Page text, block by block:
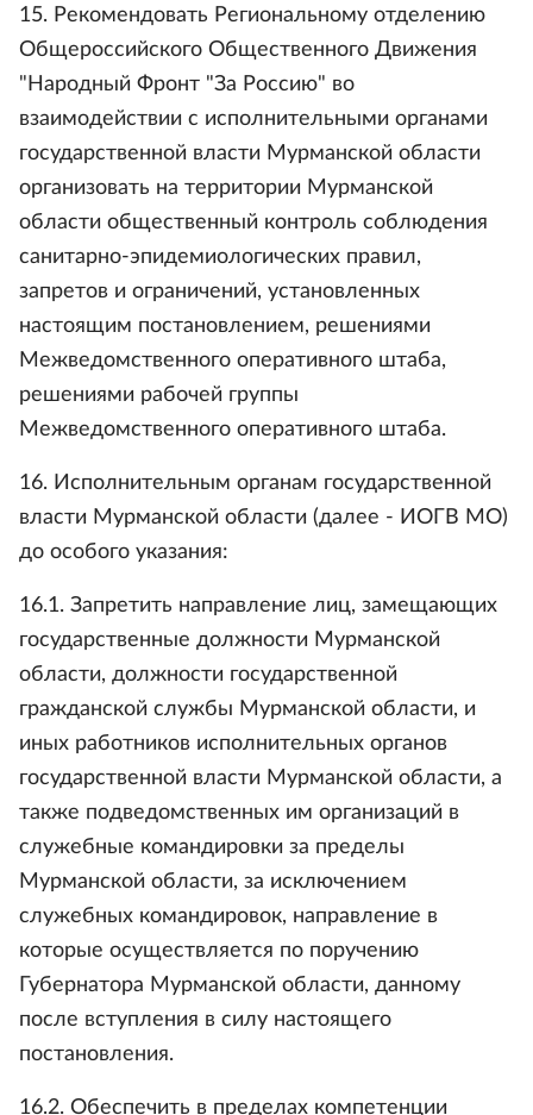
15. Рекомендовать Региональному отделению
Общероссийского Общественного Движения
"Народный Фронт "За Россию" во
взаимодействии с исполнительными органами
государственной власти Мурманской области
организовать на территории Мурманской
области общественный контроль соблюдения
санитарно-эпидемиологических правил,
запретов и ограничений, установленных
настоящим постановлением, решениями
Межведомственного оперативного штаба,
решениями рабочей группы
Межведомственного оперативного штаба.
16. Исполнительным органам государственной
власти Мурманской области (далее - ИОГВ МО)
до особого указания:
16.1. Запретить направление лиц, замещающих
государственные должности Мурманской
области, должности государственной
гражданской службы Мурманской области, и
иных работников исполнительных органов
государственной власти Мурманской области, а
также подведомственных им организаций в
служебные командировки за пределы
Мурманской области, за исключением
служебных командировок, направление в
которые осуществляется по поручению
Губернатора Мурманской области, данному
после вступления в силу настоящего
постановления.
16.2. Обеспечить в пределах компетенции